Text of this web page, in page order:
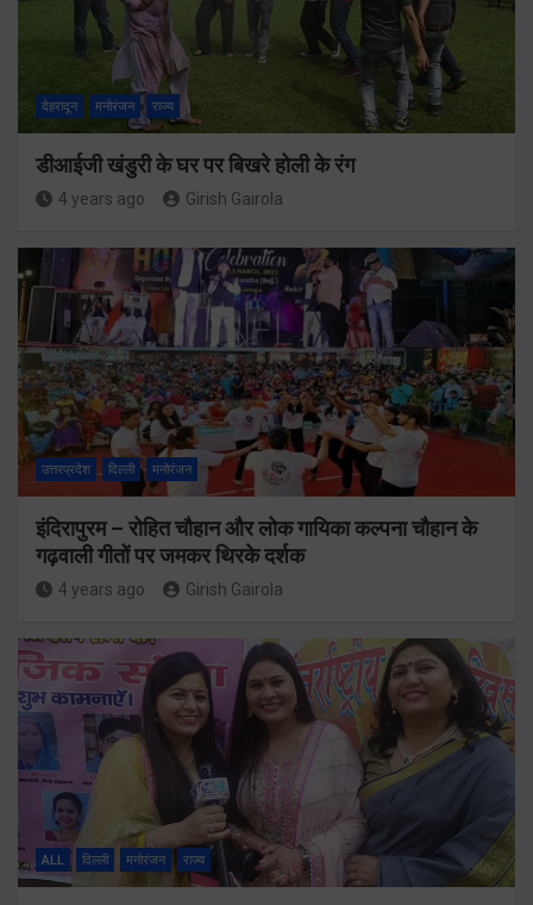
देहरादून मनोरंजन राज्य
डीआईजी खंडुरी के घर पर बिखरे होली के रंग
4 years ago Girish Gairola
उत्तरप्रदेश दिल्ली मनोरंजन
इंदिरापुरम – रोहित चौहान और लोक गायिका कल्पना चौहान के
गढ़वाली गीतों पर जमकर थिरके दर्शक
4 years ago Girish Gairola
ALL दिल्ली मनोरंजन राज्य